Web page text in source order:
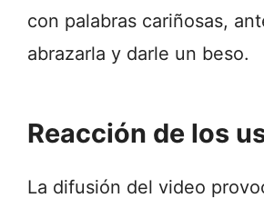
con palabras cariñosas,
abrazarla y darle un beso.
Reacción de los
La difusión del video